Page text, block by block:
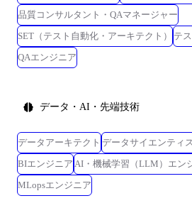
品質コンサルタント・QAマネージャー
SET（テスト自動化・アーキテクト）
テ
QAエンジニア
データ・AI・先端技術
データアーキテクト データサイエンティ
BIエンジニア AI・機械学習（LLM）エン
MLopsエンジニア